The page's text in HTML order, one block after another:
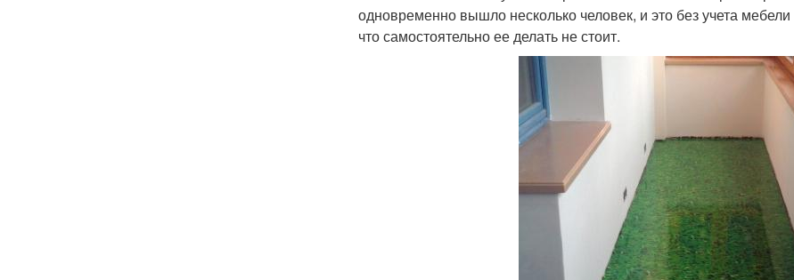
одновременно вышло несколько человек, и это без учета
что самостоятельно ее делать не стоит.